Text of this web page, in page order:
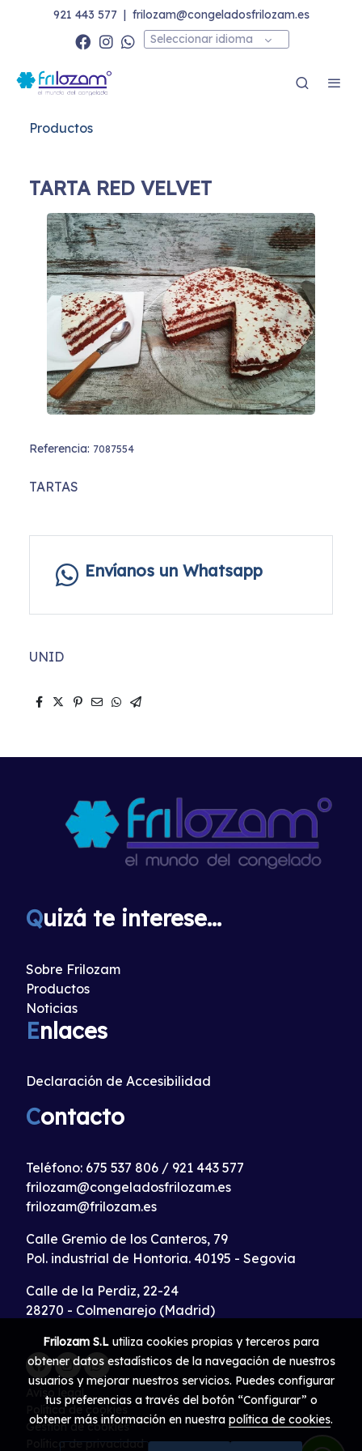
921 443 577 | frilozam@congeladosfrilozam.es
Seleccionar idioma
Productos
TARTA RED VELVET
Referencia: 7087554
TARTAS
Envíanos un Whatsapp
UNID
Quizá te interese...
Sobre Frilozam
Productos
Noticias
Enlaces
Declaración de Accesibilidad
Contacto
Teléfono: 675 537 806 / 921 443 577
frilozam@congeladosfrilozam.es
frilozam@frilozam.es
Calle Gremio de los Canteros, 79
Pol. industrial de Hontoria. 40195 - Segovia
Calle de la Perdiz, 22-24
28270 - Colmenarejo (Madrid)
Aviso legal
Política de cookies
Gestión de cookies
Política de privacidad
Frilozam S.L utiliza cookies propias y terceros para
obtener datos estadísticos de la navegación de nuestros
usuarios y mejorar nuestros servicios. Puedes configurar
tus preferencias a través del botón “Configurar” o
obtener más información en nuestra política de cookies.